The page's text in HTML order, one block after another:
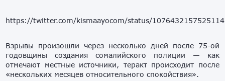
https://twitter.com/kismaayocom/status/
Взрывы произошли через несколько дней после 75-ой
годовщины создания сомалийского полиции — как
отмечают местные источники, теракт происходит после
«нескольких месяцев относительного спокойствия».